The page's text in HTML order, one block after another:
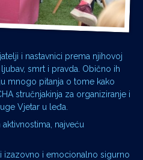
i nastavnici prema njihovoj
smrt i pravda. Obično ih
mnogo pitanja o tome kako
stručnjakinja za organiziranje i
Vjetar u leđa.
najveću
izazovno i emocionalno sigurno